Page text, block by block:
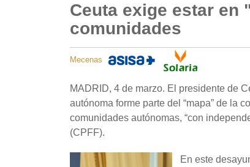
Ceuta exige estar en
comunidades
Mecenas
MADRID, 4 de marzo. El presidente de
autónoma forme parte del “mapa” de la
comunidades autónomas, “con
(CPFF).
En este